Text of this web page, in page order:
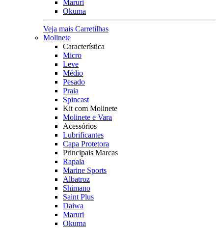
Maruri
Okuma
Veja mais Carretilhas
Molinete
Característica
Micro
Leve
Médio
Pesado
Praia
Spincast
Kit com Molinete
Molinete e Vara
Acessórios
Lubrificantes
Capa Protetora
Principais Marcas
Rapala
Marine Sports
Albatroz
Shimano
Saint Plus
Daiwa
Maruri
Okuma